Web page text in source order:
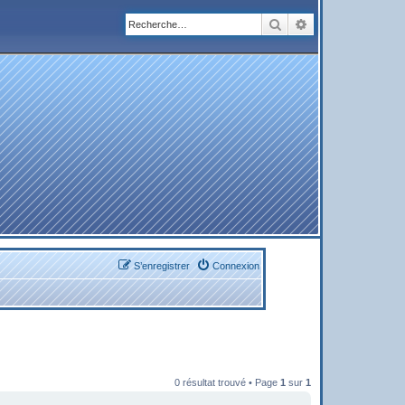
Rechercher
Connexion
S’enregistrer
0 résultat trouvé • Page 1 sur 1